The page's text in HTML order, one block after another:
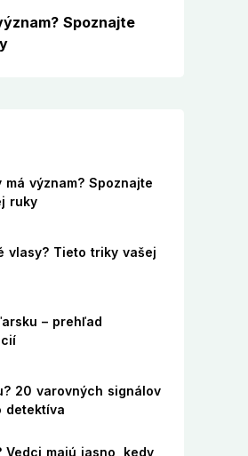
Spoznajte
má význam? Spoznajte
ruky
vlasy? Tieto triky vašej
– prehľad
20 varovných signálov
detektíva
Vedci majú jasno, kedy